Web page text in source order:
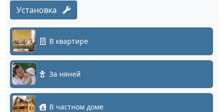
Установка
В квартире
За няней
В частном доме